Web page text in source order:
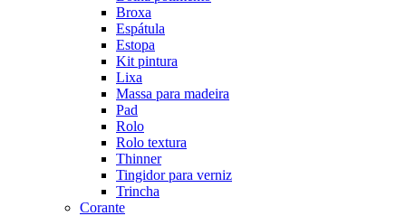
Broxa
Espátula
Estopa
Kit pintura
Lixa
Massa para madeira
Pad
Rolo
Rolo textura
Thinner
Tingidor para verniz
Trincha
Corante